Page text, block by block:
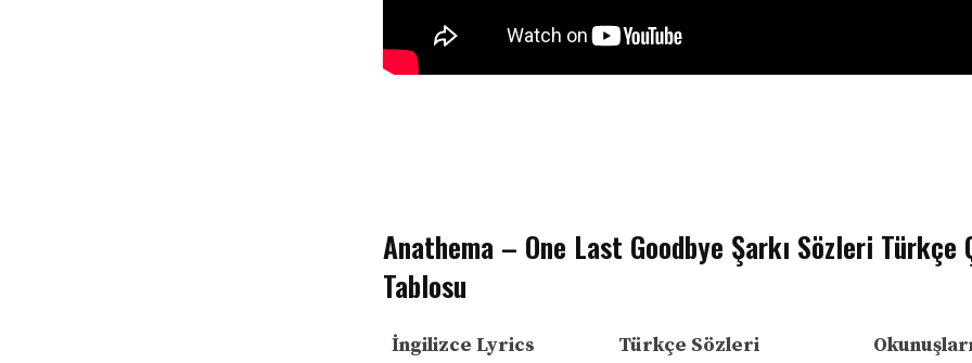
Anathema – One Last Goodbye Şarkı Sözleri Türkçe
Tablosu
İngilizce Lyrics Türkçe Sözleri